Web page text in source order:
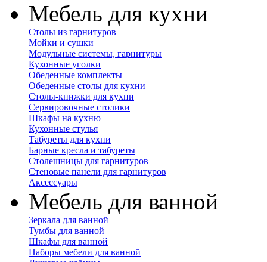
Мебель для кухни
Столы из гарнитуров
Мойки и сушки
Модульные системы, гарнитуры
Кухонные уголки
Обеденные комплекты
Обеденные столы для кухни
Столы-книжки для кухни
Сервировочные столики
Шкафы на кухню
Кухонные стулья
Табуреты для кухни
Барные кресла и табуреты
Столешницы для гарнитуров
Стеновые панели для гарнитуров
Аксессуары
Мебель для ванной
Зеркала для ванной
Тумбы для ванной
Шкафы для ванной
Наборы мебели для ванной